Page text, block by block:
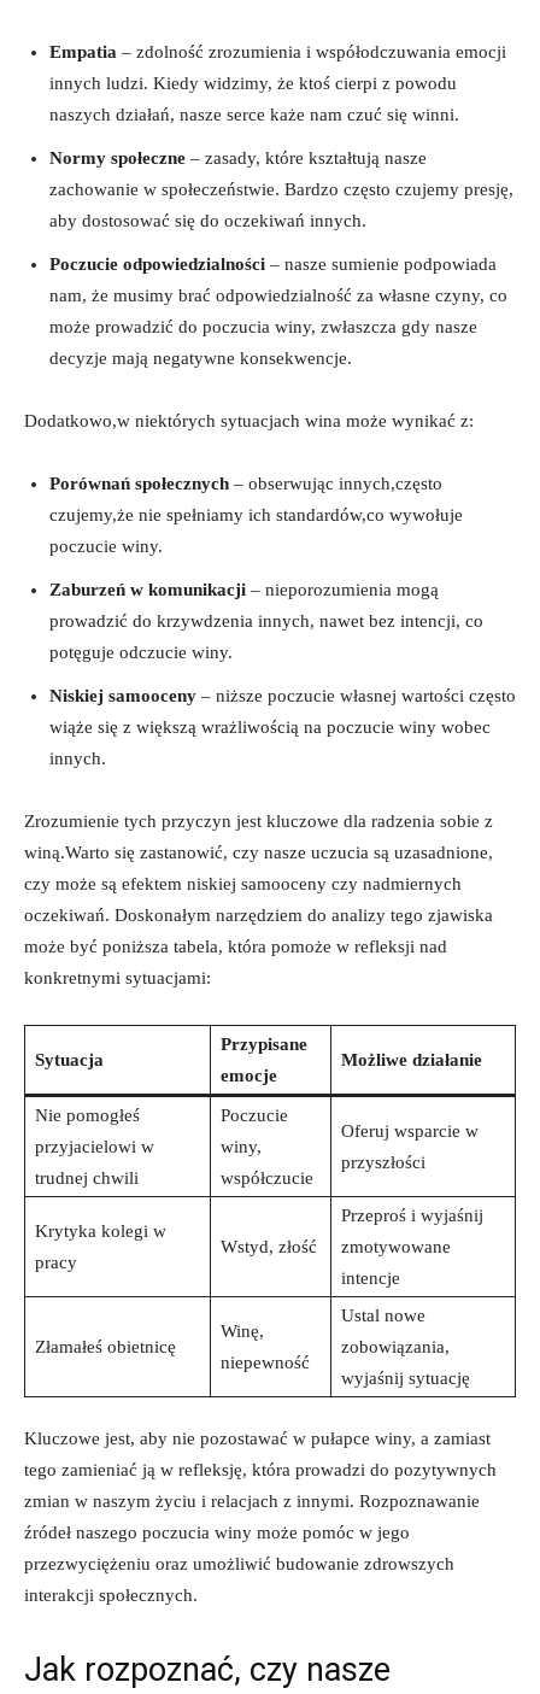
Empatia – ​zdolność zrozumienia i współodczuwania emocji
innych ludzi. Kiedy ⁣widzimy, że ktoś cierpi ‍z powodu
naszych ⁤działań, nasze‌ serce każe nam czuć się winni.
Normy społeczne –​ zasady, ⁤które kształtują nasze
zachowanie w‍ społeczeństwie. Bardzo często czujemy presję,⁢
aby dostosować się do‌ oczekiwań innych.
Poczucie odpowiedzialności ⁤– ⁣nasze ​sumienie podpowiada
nam, ​że musimy brać odpowiedzialność za⁣ własne czyny, ⁢co
może prowadzić do poczucia winy, zwłaszcza gdy nasze
decyzje⁤ mają negatywne ‍konsekwencje.
Dodatkowo,w niektórych sytuacjach⁣ wina może wynikać z:
Porównań ⁤społecznych – obserwując innych,często
czujemy,że nie spełniamy ich standardów,co wywołuje
poczucie winy.
Zaburzeń ⁤w komunikacji – nieporozumienia ​mogą
prowadzić ⁢do krzywdzenia ⁢innych, nawet bez ⁣intencji, co
potęguje odczucie winy.
Niskiej samooceny –​ niższe poczucie własnej⁣ wartości często
⁢wiąże się ‍z większą wrażliwością na poczucie winy wobec⁢
innych.
Zrozumienie tych przyczyn jest kluczowe dla radzenia⁢ sobie z
⁢winą.Warto się zastanowić, czy ⁢nasze uczucia ‍są uzasadnione,
czy może ‍są efektem‍ niskiej samooceny czy nadmiernych
oczekiwań. Doskonałym narzędziem do​ analizy tego zjawiska
może ‌być poniższa tabela, która ⁣pomoże w refleksji ​nad
konkretnymi sytuacjami:
Sytuacja
Przypisane‌
emocje
Możliwe działanie
Nie ⁤pomogłeś
przyjacielowi w
trudnej chwili
Poczucie
winy,
współczucie
Oferuj wsparcie ‌w
przyszłości
Krytyka kolegi w
pracy
Wstyd, złość
Przeproś⁢ i wyjaśnij
zmotywowane
intencje
Złamałeś⁢ obietnicę
Winę,
niepewność
Ustal nowe
zobowiązania,
wyjaśnij sytuację
Kluczowe jest, aby ‍nie pozostawać w pułapce winy,⁣ a zamiast
tego⁢ zamieniać⁤ ją w refleksję, która‌ prowadzi do‍ pozytywnych
zmian‍ w naszym⁣ życiu ⁣i relacjach z innymi. Rozpoznawanie
źródeł‌ naszego poczucia winy‍ może⁣ pomóc w jego
przezwyciężeniu oraz umożliwić budowanie zdrowszych⁤
interakcji społecznych.
Jak rozpoznać, ‍czy nasze